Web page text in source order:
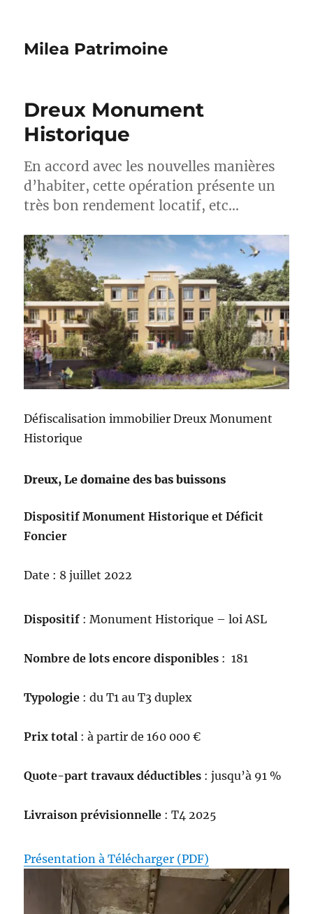
Milea Patrimoine
Dreux Monument
Historique
En accord avec les nouvelles manières
d’habiter, cette opération présente un
très bon rendement locatif, etc…
Défiscalisation immobilier Dreux Monument
Historique
Dreux, Le domaine des bas buissons
Dispositif Monument Historique et Déficit
Foncier
Date : 8 juillet 2022
Dispositif : Monument Historique – loi ASL
Nombre de lots encore disponibles : 181
Typologie : du T1 au T3 duplex
Prix total : à partir de 160 000 €
Quote-part travaux déductibles : jusqu’à 91 %
Livraison prévisionnelle : T4 2025
Présentation à Télécharger (PDF)